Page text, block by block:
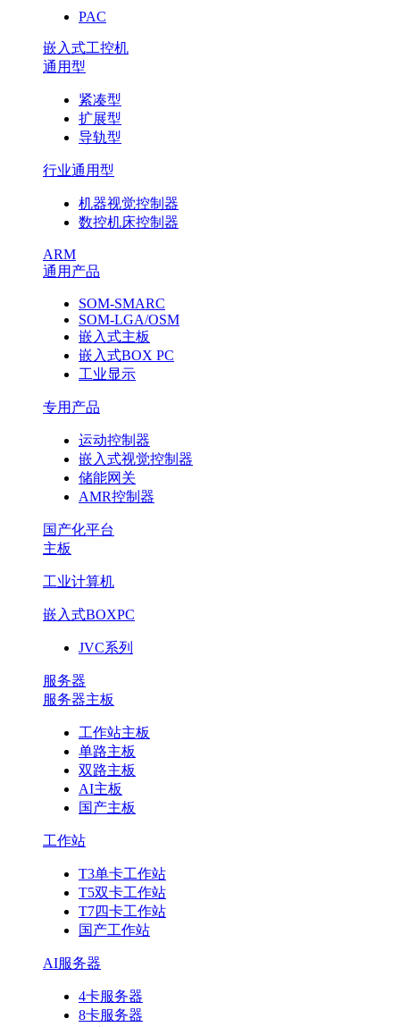
PAC
嵌入式工控机
通用型
紧凑型
扩展型
导轨型
行业通用型
机器视觉控制器
数控机床控制器
ARM
通用产品
SOM-SMARC
SOM-LGA/OSM
嵌入式主板
嵌入式BOX PC
工业显示
专用产品
运动控制器
嵌入式视觉控制器
储能网关
AMR控制器
国产化平台
主板
工业计算机
嵌入式BOXPC
JVC系列
服务器
服务器主板
工作站主板
单路主板
双路主板
AI主板
国产主板
工作站
T3单卡工作站
T5双卡工作站
T7四卡工作站
国产工作站
AI服务器
4卡服务器
8卡服务器